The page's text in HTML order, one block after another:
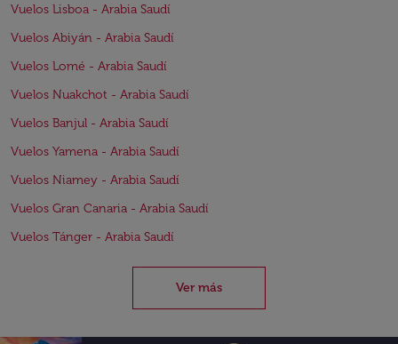
Vuelos Lisboa - Arabia Saudí
Vuelos Abiyán - Arabia Saudí
Vuelos Lomé - Arabia Saudí
Vuelos Nuakchot - Arabia Saudí
Vuelos Banjul - Arabia Saudí
Vuelos Yamena - Arabia Saudí
Vuelos Niamey - Arabia Saudí
Vuelos Gran Canaria - Arabia Saudí
Vuelos Tánger - Arabia Saudí
Ver más